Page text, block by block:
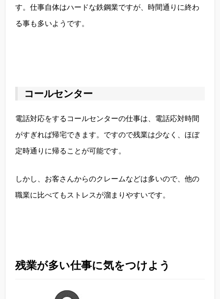
す。仕事自体はハードな鉄鋼業ですが、時間通りに終わ
る事も多いようです。
コールセンター
電話対応をするコールセンターの仕事は、電話応対時間
がすぎれば帰宅できます。ですので残業は少なく、ほぼ
定時通りに帰ることが可能です。
しかし、お客さんからのクレームなどは多いので、他の
職業に比べてもストレスが溜まりやすいです。
残業が多い仕事に気をつけよう